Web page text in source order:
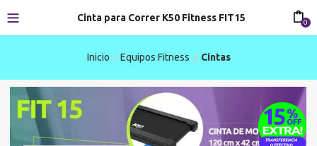
Cinta para Correr K50 Fitness FIT15 0
Inicio Equipos Fitness Cintas